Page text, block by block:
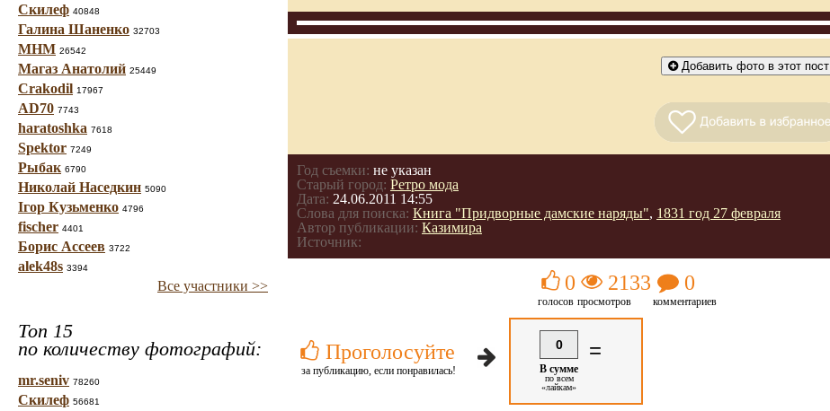
Скилеф 40848
Галина Шаненко 32703
МНМ 26542
Магаз Анатолий 25449
Crakodil 17967
AD70 7743
haratoshka 7618
Spektor 7249
Рыбак 6790
Николай Наседкин 5090
Ігор Кузьменко 4796
fischer 4401
Борис Ассеев 3722
alek48s 3394
Все участники >>
Топ 15
по количеству фотографий:
mr.seniv 78260
Скилеф 56681
Добавить фото в этот пост
Год съемки: не указан
Старый город: Ретро мода
Дата: 24.06.2011 14:55
Слова для поиска: Книга "Придворные дамские наряды", 1831 год 27 февраля
Автор публикации: Казимира
Источник:
Проголосуйте
за публикацию, если понравилась!
0
голосов
2133
просмотров
0
комментариев
0
В сумме
по всем
«лайкам»
=